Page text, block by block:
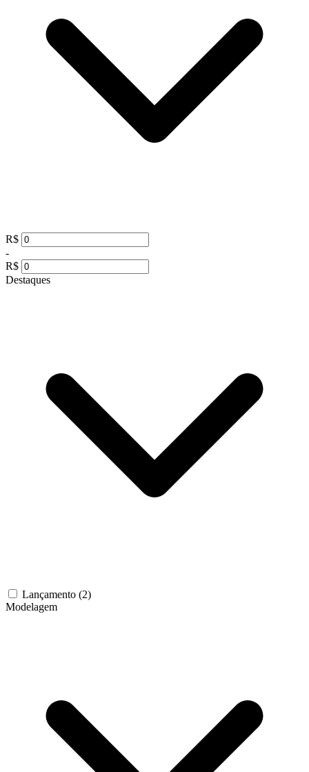
R$
-
R$
Destaques
Lançamento (2)
Modelagem